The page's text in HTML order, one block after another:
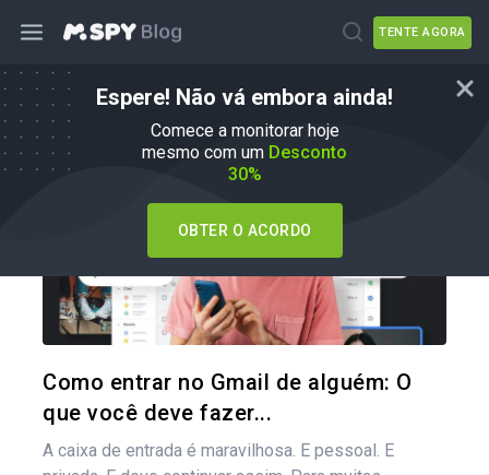
TENTE AGORA
Espere! Não vá embora ainda!
Comece a monitorar hoje
mesmo com um Desconto
30%
OBTER O ACORDO
Como fazer
Como entrar no Gmail de alguém: O
que você deve fazer...
A caixa de entrada é maravilhosa. E pessoal. E